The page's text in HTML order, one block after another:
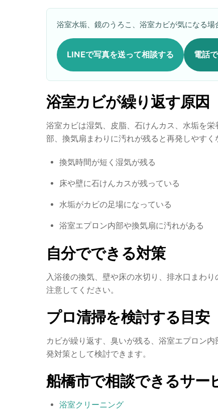
浴室水垢、鏡のうろこ、浴室カビが気になる場
LINEで写真を送って相談する 電話
浴室カビが繰り返す原因
浴室カビは湿気、皮脂、石けんカス、水垢を
部、換気扇まわりに汚れが残ると再発しやすく
換気時間が短く湿気が残る
床や壁に石けんカスが残っている
水垢がカビの足場になっている
浴室エプロン内部や換気扇に汚れがある
自分でできる対策
入浴後の換気、壁や床の水切り、排水口まわ
注意してください。
プロ清掃を検討する目安
カビが繰り返す、臭いが残る、浴室エプロン
発対策として検討できます。
船橋市で相談できるサー
浴室クリーニング